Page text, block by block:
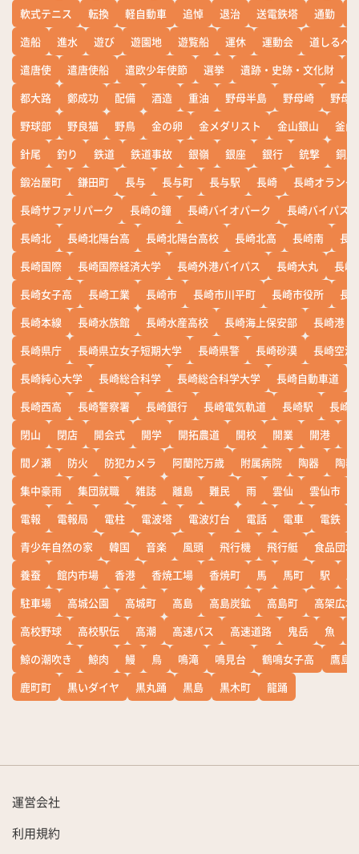
軟式テニス
転換 軽自動車 追悼 退治 送電鉄塔 通勤
造船
進水 遊び 遊園地 遊覧船 運休 運動会
道しるべ
遣唐使
遣唐使船 遣欧少年使節 選挙 遺跡・史跡・文化財
都大路
鄭成功 配備 酒造 重油 野母半島 野母崎
野母
野球部
野良猫 野鳥 金の卵 金メダリスト 金山銀山
釜山
針尾
釣り 鉄道 鉄道事故 銀嶺 銀座 銀行 銃撃
銅座
鍛冶屋町
鎌田町 長与 長与町 長与駅 長崎
長崎オランダ
長崎サファリパーク
長崎の鐘 長崎バイオパーク
長崎バイパス
長崎北
長崎北陽台高 長崎北陽台高校 長崎北高 長崎南
長
長崎国際
長崎国際経済大学 長崎外港バイパス 長崎大丸
長崎
長崎女子高
長崎工業 長崎市 長崎市川平町 長崎市役所
長
長崎本線
長崎水族館 長崎水産高校 長崎海上保安部
長崎港
長崎県庁
長崎県立女子短期大学 長崎県警 長崎砂漠
長崎空港
長崎純心大学
長崎総合科学 長崎総合科学大学 長崎自動車道
長崎西高
長崎警察署 長崎銀行 長崎電気軌道 長崎駅
長崎
閉山
閉店 開会式 開学 開拓農道 開校 開業 開港
間ノ瀬
防火 防犯カメラ 阿蘭陀万歳 附属病院 陶器
陶器
集中豪雨
集団就職 雑誌 離島 難民 雨 雲仙 雲仙市
電報
電報局 電柱 電波塔 電波灯台 電話 電車 電鉄
青少年自然の家
韓国 音楽 風頭 飛行機 飛行艇
食品団地
養蚕
館内市場 香港 香焼工場 香焼町 馬 馬町 駅
駐車場
高城公園 高城町 高島 高島炭鉱 高島町
高架広場
高校野球
高校駅伝 高潮 高速バス 高速道路 鬼岳 魚
鯨の潮吹き
鯨肉 鰻 鳥 鳴滝 鳴見台 鶴鳴女子高
鷹島
鹿町町
黒いダイヤ 黒丸踊 黒島 黒木町 龍踊
運営会社
利用規約